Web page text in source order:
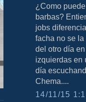
¿Como
barbas?
jobs
facha no se
del otro día
izquierdas en
día
Chema....
14/11/15